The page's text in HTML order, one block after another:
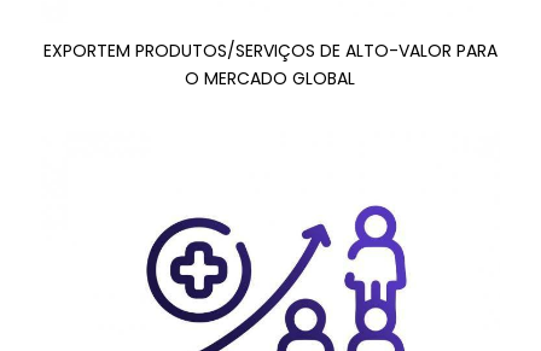
EXPORTEM PRODUTOS/SERVIÇOS DE ALTO-VALOR PARA
O MERCADO GLOBAL